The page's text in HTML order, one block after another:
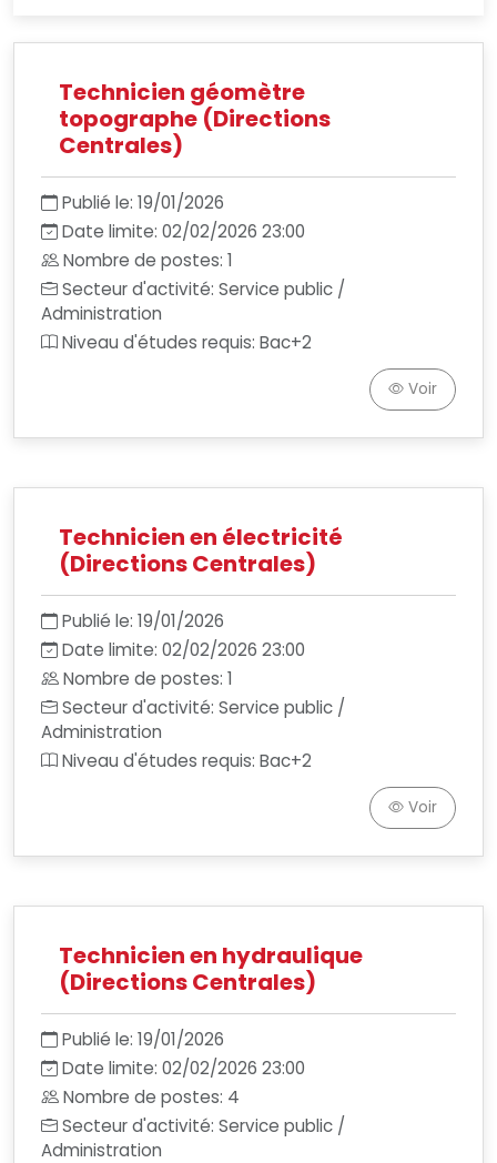
Technicien géomètre
topographe (Directions
Centrales)
Publié le: 19/01/2026
Date limite: 02/02/2026 23:00
Nombre de postes: 1
Secteur d'activité: Service public /
Administration
Niveau d'études requis: Bac+2
Voir
Technicien en électricité
(Directions Centrales)
Publié le: 19/01/2026
Date limite: 02/02/2026 23:00
Nombre de postes: 1
Secteur d'activité: Service public /
Administration
Niveau d'études requis: Bac+2
Voir
Technicien en hydraulique
(Directions Centrales)
Publié le: 19/01/2026
Date limite: 02/02/2026 23:00
Nombre de postes: 4
Secteur d'activité: Service public /
Administration